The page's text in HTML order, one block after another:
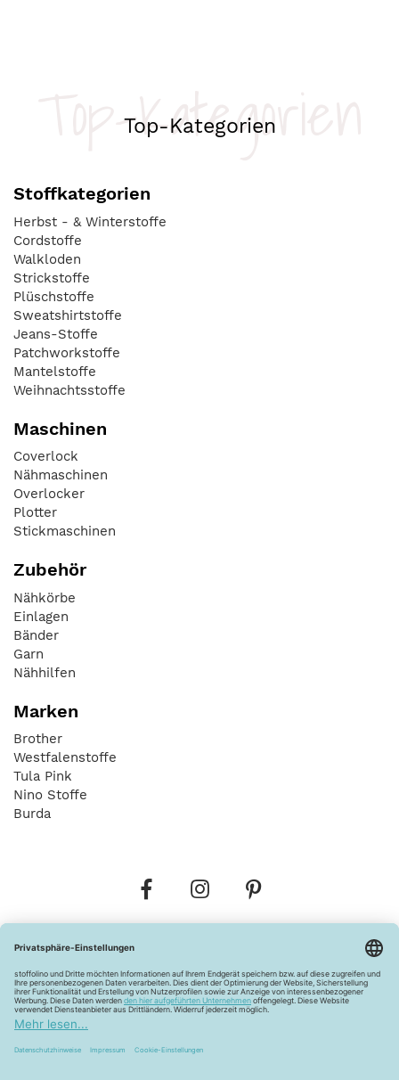
Top-Kategorien
Top-Kategorien
Stoffkategorien
Herbst - & Winterstoffe
Cordstoffe
Walkloden
Strickstoffe
Plüschstoffe
Sweatshirtstoffe
Jeans-Stoffe
Patchworkstoffe
Mantelstoffe
Weihnachtsstoffe
Maschinen
Coverlock
Nähmaschinen
Overlocker
Plotter
Stickmaschinen
Zubehör
Nähkörbe
Einlagen
Bänder
Garn
Nähhilfen
Marken
Brother
Westfalenstoffe
Tula Pink
Nino Stoffe
Burda
Widerrufsbelehrung Vertrag widerrufen
Barrierefreiheitserklärung